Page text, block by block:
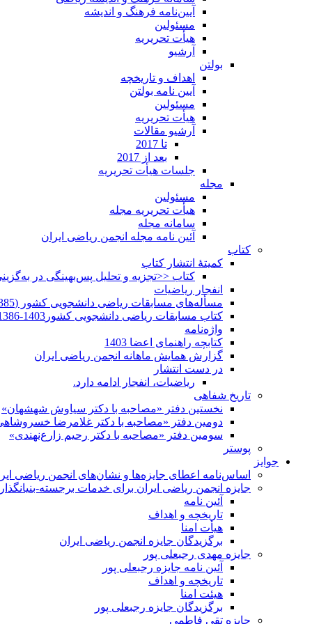
آیین‌نامه فرهنگ و اندیشه
مسئولین
هیأت تحریریه
آرشیو
بولتن
اهداف و تاریخچه
آیین نامه بولتن
مسئولین
هیأت تحریریه
آرشیو مقالات
تا 2017
بعد از 2017
جلسات هیأت تحریریه
مجله
مسئولین
هیأت تحریریه مجله
سامانه مجله
آئین نامه مجله انجمن ریاضی ایران
کتاب
کمیتۀ انتشار کتاب
کتاب <<تجزیه و تحلیل پس‌بهینگی در
انفجار ریاضیات
مسأله‌های مسابقات ریاضی دانشجویی کشور (1385-1352)
کتاب مسابقات ریاضی دانشجویی کشور1403-1386
واژه‌نامه
کتابچه راهنمای اعضا 1403
گزارش همایش ماهانه انجمن ریاضی ایران
در دست انتشار
ریاضیات، انفجار ادامه دارد.
تاریخ شفاهی
نخستین دفتر «مصاحبه با دکتر سیاوش شهشهان»
دومین دفتر «مصاحبه با دکتر غلامرضا
سومین دفتر «مصاحبه با دکتر رحیم زارع‌نهندی»
پوستر
جوایز
اساس‌نامه اعطای جایزه‌ها و نشان‌های انجمن ریاضی
جایزه انجمن ریاضی ایران برای خدمات برجسته-
آئین نامه
تاریخچه و اهداف
هیأت امنا
برگزیدگان جایزه انجمن ریاضی ایران
جایزه مهدی رجبعلی پور
آئین نامه جایزه رجبعلی پور
تاریخچه و اهداف
هیئت امنا
برگزیدگان جایزه رجبعلی پور
جایزه تقی فاطمی